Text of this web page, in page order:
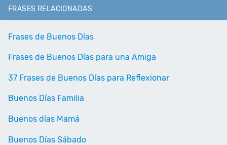
FRASES RELACIONADAS
Frases de Buenos Días
Frases de Buenos Días para una Amiga
37 Frases de Buenos Días para Reflexionar
Buenos Días Familia
Buenos días Mamá
Buenos Días Sábado